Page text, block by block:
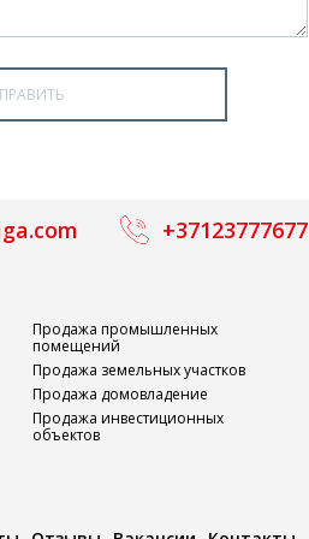
+37123777677
Продажа промышленных
помещений
Продажа земельных участков
Продажа домовладение
Продажа инвестиционных
объектов